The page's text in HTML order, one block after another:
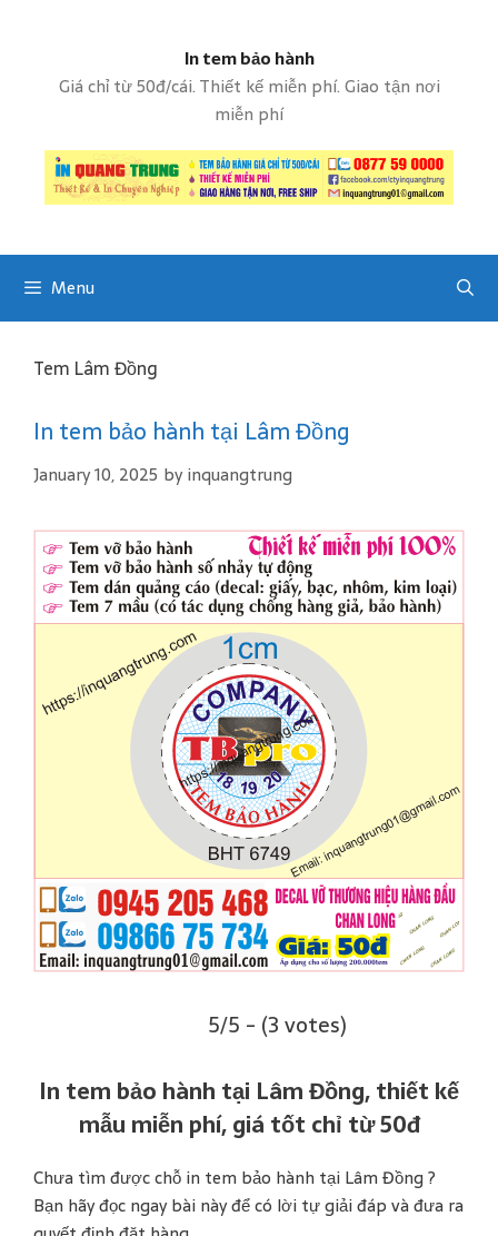
t
In tem bảo hành
Giá chỉ từ 50đ/cái. Thiết kế miễn phí. Giao tận nơi
miễn phí
Menu
Tem Lâm Đồng
In tem bảo hành tại Lâm Đồng
January 10, 2025 by inquangtrung
5/5 - (3 votes)
In tem bảo hành tại Lâm Đồng, thiết kế
mẫu miễn phí, giá tốt chỉ từ 50đ
Chưa tìm được chỗ in tem bảo hành tại Lâm Đồng ?
Bạn hãy đọc ngay bài này để có lời tự giải đáp và đưa ra